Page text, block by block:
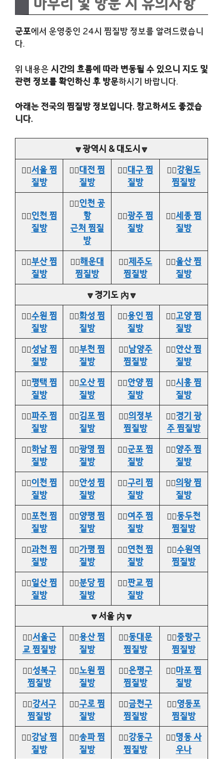
군포에서 운영중인 24시 찜질방 정보를 알려드렸습니
다.
위 내용은 시간의 흐름에 따라 변동될 수 있으니 지도 및
관련 정보를 확인하신 후 방문하시기 바랍니다.
아래는 전국의 찜질방 정보입니다. 참고하셔도 좋겠습
니다.
🔽광역시 & 대도시🔽
👉🏻서울 찜
질방
👉🏻대전 찜
질방
👉🏻대구 찜
질방
👉🏻강원도
찜질방
👉🏻인천 찜
질방
👉🏻인천 공
항
근처 찜질
방
👉🏻광주 찜
질방
👉🏻세종 찜
질방
👉🏻부산 찜
질방
👉🏻해운대
찜질방
👉🏻제주도
찜질방
👉🏻울산 찜
질방
🔽경기도 內🔽
👉🏻수원 찜
질방
👉🏻화성 찜
질방
👉🏻용인 찜
질방
👉🏻고양 찜
질방
👉🏻성남 찜
질방
👉🏻부천 찜
질방
👉🏻남양주
찜질방
👉🏻안산 찜
질방
👉🏻평택 찜
질방
👉🏻오산 찜
질방
👉🏻안양 찜
질방
👉🏻시흥 찜
질방
👉🏻파주 찜
질방
👉🏻김포 찜
질방
👉🏻의정부
찜질방
👉🏻경기 광
주 찜질방
👉🏻하남 찜
질방
👉🏻광명 찜
질방
👉🏻군포 찜
질방
👉🏻양주 찜
질방
👉🏻이천 찜
질방
👉🏻안성 찜
질방
👉🏻구리 찜
질방
👉🏻의왕 찜
질방
👉🏻포천 찜
질방
👉🏻양평 찜
질방
👉🏻여주 찜
질방
👉🏻동두천
찜질방
👉🏻과천 찜
질방
👉🏻가평 찜
질방
👉🏻연천 찜
질방
👉🏻수원역
찜질방
👉🏻일산 찜
질방
👉🏻분당 찜
질방
👉🏻판교 찜
질방
🔽서울 內🔽
👉🏻서울근
교 찜질방
👉🏻용산 찜
질방
👉🏻동대문
찜질방
👉🏻중랑구
찜질방
👉🏻성북구
찜질방
👉🏻노원 찜
질방
👉🏻은평구
찜질방
👉🏻마포 찜
질방
👉🏻강서구
찜질방
👉🏻구로 찜
질방
👉🏻금천구
찜질방
👉🏻영등포
찜질방
👉🏻강남 찜
질방
👉🏻송파 찜
질방
👉🏻강동구
찜질방
👉🏻명동 사
우나